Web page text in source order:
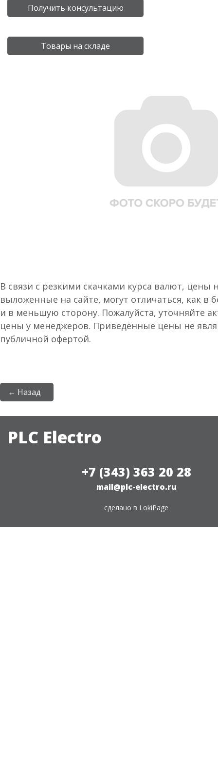
Получить консультацию
Товары на складе
В связи с резкими скачками курса валют, цены
выложенные на сайте, могут отличаться, как в
и в меньшую сторону. Пожалуйста, уточняйте
цены у менеджеров. Приведённые цены не
публичной офертой.
← Назад
PLC Electro
+7 (343) 363 20 28
mail@plc-electro.ru
сделано в LokiPage